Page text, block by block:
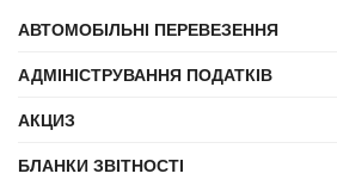
АВТОМОБІЛЬНІ ПЕРЕВЕЗЕННЯ
АДМІНІСТРУВАННЯ ПОДАТКІВ
АКЦИЗ
БЛАНКИ ЗВІТНОСТІ